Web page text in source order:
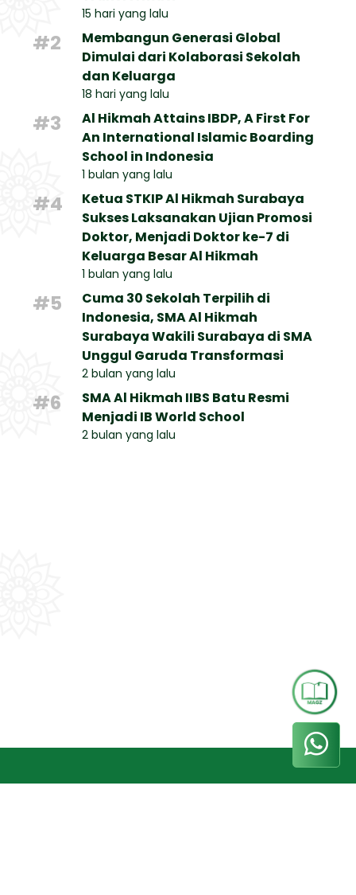
15 hari yang lalu
#2
Membangun Generasi Global
Dimulai dari Kolaborasi Sekolah
dan Keluarga
18 hari yang lalu
#3
Al Hikmah Attains IBDP, A First For
An International Islamic Boarding
School in Indonesia
1 bulan yang lalu
#4
Ketua STKIP Al Hikmah Surabaya
Sukses Laksanakan Ujian Promosi
Doktor, Menjadi Doktor ke-7 di
Keluarga Besar Al Hikmah
1 bulan yang lalu
#5
Cuma 30 Sekolah Terpilih di
Indonesia, SMA Al Hikmah
Surabaya Wakili Surabaya di SMA
Unggul Garuda Transformasi
2 bulan yang lalu
#6
SMA Al Hikmah IIBS Batu Resmi
Menjadi IB World School
2 bulan yang lalu